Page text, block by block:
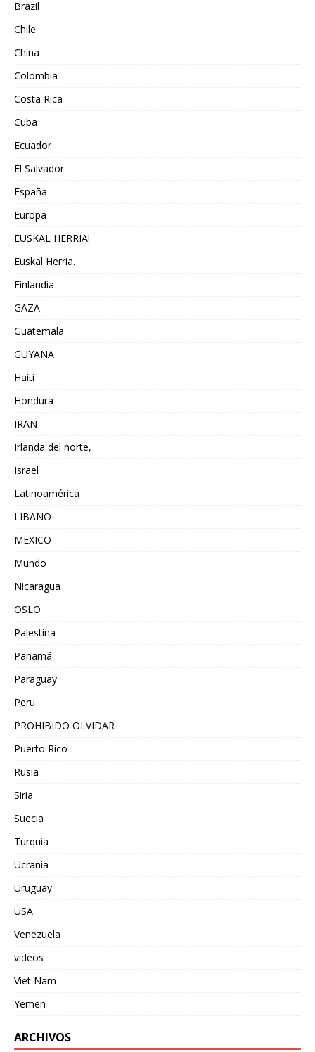
Brazil
Chile
China
Colombia
Costa Rica
Cuba
Ecuador
El Salvador
España
Europa
EUSKAL HERRIA!
Euskal Herria.
Finlandia
GAZA
Guatemala
GUYANA
Haiti
Hondura
IRAN
Irlanda del norte,
Israel
Latinoamérica
LIBANO
MEXICO
Mundo
Nicaragua
OSLO
Palestina
Panamá
Paraguay
Peru
PROHIBIDO OLVIDAR
Puerto Rico
Rusia
Siria
Suecia
Turquia
Ucrania
Uruguay
USA
Venezuela
videos
Viet Nam
Yemen
ARCHIVOS